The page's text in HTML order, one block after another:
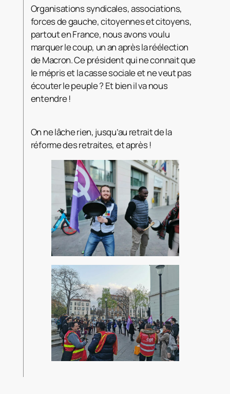
Organisations syndicales, associations,
forces de gauche, citoyennes et citoyens,
partout en France, nous avons voulu
marquer le coup, un an après la réélection
de Macron. Ce président qui ne connait que
le mépris et la casse sociale et ne veut pas
écouter le peuple ? Et bien il va nous
entendre !
On ne lâche rien, jusqu’au retrait de la
réforme des retraites, et après !